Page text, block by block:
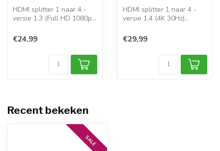
HDMI splitter 1 naar 4 -
versie 1.3 (Full HD 1080p)
€24,99
HDMI splitter 1 naar 4 -
versie 1.4 (4K 30Hz)
€29,99
Recent bekeken
SALE